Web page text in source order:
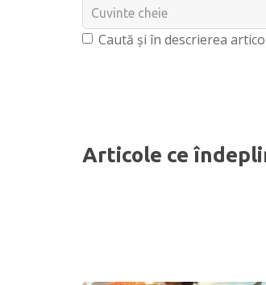
Caută și în descrierea
Articole ce